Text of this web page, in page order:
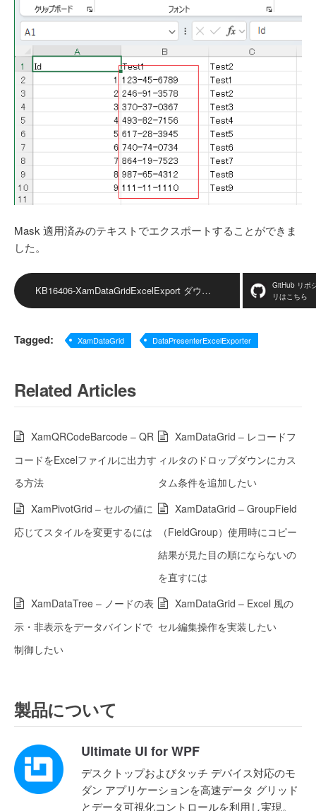
Mask 適用済みのテキストでエクスポートすることができま
した。
KB16406-XamDataGridExcelExport ダウンロード
GitHub リポ
リはこちら
Tagged: XamDataGrid DataPresenterExcelExporter
Related Articles
XamQRCodeBarcode – QR
コードをExcelファイルに出力す
る方法
XamDataGrid – レコードフ
ィルタのドロップダウンにカス
タム条件を追加したい
XamPivotGrid – セルの値に
応じてスタイルを変更するには
XamDataGrid – GroupField
（FieldGroup）使用時にコピー
結果が見た目の順にならないの
を直すには
XamDataTree – ノードの表
示・非表示をデータバインドで
制御したい
XamDataGrid – Excel 風の
セル編集操作を実装したい
製品について
Ultimate UI for WPF
デスクトップおよびタッチ デバイス対応のモ
ダン アプリケーションを高速データ グリッド
とデータ可視化コントロールを利用し実現。